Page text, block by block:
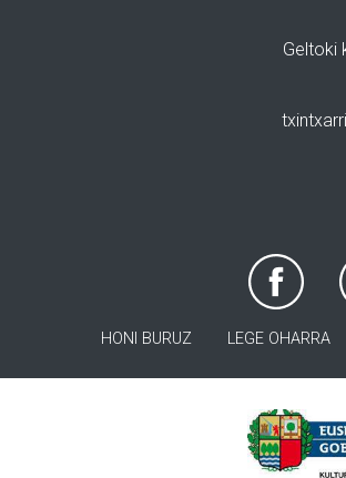
Geltoki
HONI BURUZ LEGE OHARRA